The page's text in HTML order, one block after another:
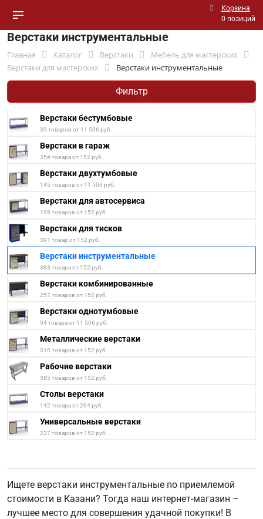
Корзина
0 позиций
Верстаки инструментальные
Главная Каталог Верстаки
Мебель для мастерских
Верстаки для мастерских
Верстаки инструментальные
Фильтр
Верстаки бестумбовые
39 товаров от 11 506 руб.
Верстаки в гараж
354 товара от 152 руб.
Верстаки двухтумбовые
145 товаров от 11 506 руб.
Верстаки для автосервиса
199 товаров от 152 руб.
Верстаки для тисков
391 товар от 152 руб.
Верстаки инструментальные
383 товара от 152 руб.
Верстаки комбинированные
257 товаров от 152 руб.
Верстаки однотумбовые
94 товара от 11 506 руб.
Металлические верстаки
310 товаров от 152 руб.
Рабочие верстаки
385 товаров от 152 руб.
Столы верстаки
142 товара от 264 руб.
Универсальные верстаки
237 товаров от 152 руб.
Ищете верстаки инструментальные по приемлемой
стоимости в Казани? Тогда наш интернет-магазин –
лучшее место для совершения удачной покупки! В